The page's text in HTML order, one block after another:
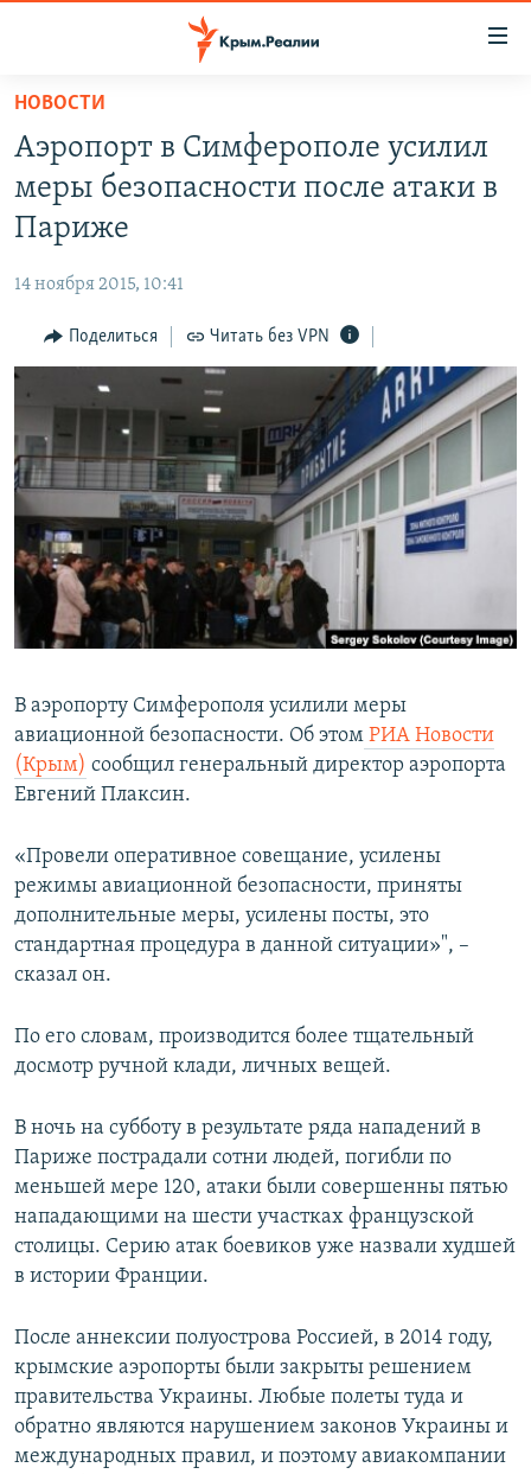
Вернуться
основному
содержанию
Вернутся
главной
навигации
Вернутся
поиску
СПЕЦПРОЕКТЫ
11 ЛЕТ ОККУПАЦИИ КРЫМА. 11 ИСТОРИЙ СОПРОТИВЛЕНИЯ
ВОДА
ЕЩЕ
ИНТЕРАКТИВ
ИНФОГРАФИКА
ТЕЛЕПРОЕКТ КРЫМ.РЕАЛИИ
СОВЕТЫ ПРАВОЗАЩИТНИКОВ
ПРОПАВШИЕ БЕЗ ВЕСТИ
ПОБЕДИТЕЛЕЙ НЕ СУДЯТ?
КРЫМ.НЕПОКОРЕННЫЙ
ELIFBE
РАДІО СВОБОДА
КАК ОБОЙТИ БЛОКИРОВКУ
Українською
Qırımtatar
ПРИСОЕДИНЯЙТЕСЬ!
Все сайты RFE/RL
НОВОСТИ
Аэропорт в Симферополе усилил
меры безопасности после атаки в
Париже
14 ноября 2015, 10:41
Поделиться Читать без VPN
В аэропорту Симферополя усилили меры
авиационной безопасности. Об этом РИА Новости
(Крым) сообщил генеральный директор аэропорта
Евгений Плаксин.
«Провели оперативное совещание, усилены
режимы авиационной безопасности, приняты
дополнительные меры, усилены посты, это
стандартная процедура в данной ситуации»", –
сказал он.
По его словам, производится более тщательный
досмотр ручной клади, личных вещей.
В ночь на субботу в результате ряда нападений в
Париже пострадали сотни людей, погибли по
меньшей мере 120, атаки были совершенны пятью
нападающими на шести участках французской
столицы. Серию атак боевиков уже назвали худшей
в истории Франции.
После аннексии полуострова Россией, в 2014 году,
крымские аэропорты были закрыты решением
правительства Украины. Любые полеты туда и
обратно являются нарушением законов Украины и
международных правил, и поэтому авиакомпании